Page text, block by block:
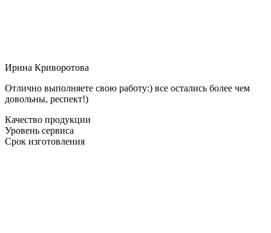
Ирина Криворотова
Отлично выполняете свою работу:) все остались более чем
довольны, респект!)
Качество продукции
Уровень сервиса
Срок изготовления